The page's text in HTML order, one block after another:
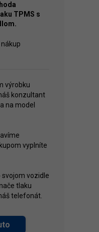
TPMS s
výrobku
konzultant
na model
vyplníte
vozidle
tlaku
telefonát.